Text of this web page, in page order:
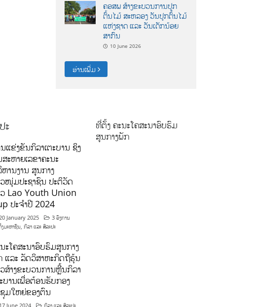
ຄອສພ ສ້າງຂະບວນການປູກ
ຕົ້ນໄມ້ ສະຫລອງ ວັນປູກຕົ້ນໄມ້
ແຫ່ງຊາດ ແລະ ວັນເດັກນ້ອຍ
ສາກົນ
10 June 2026
ອ່ານເພີ່ມ
ະ
ແຂ່ງຂັນກິລາເຕະບານ ຊິງ
ະຫາຍເລຂາຄະນະ
ານງານ ສູນກາງ
ໜຸ່ມປະຊາຊົນ ປະຕິວັດ
Lao Youth Union
ປະຈຳປີ 2024
January 2025
3 ອົງການ
ມະຫາຊົນ, ກິລາ ແລະ ສິລະປະ
ະໂຄສະນາອົບຮົມສູນກາງ
ແລະ ລັດວິສາຫະກິດຖືຮຸ້ນ
ສ້າງຂະບວນການຫຼີ້ນກິລາ
ບານເພື່ອຕ້ອນຮັບກອງ
ມໃຫຍ່ຂອງຕົນ
17 June 2024 ກິລາ ແລະ ສິລະປະ
ທີ່ຕັ້ງ ຄະນະໂຄສະນາອົບຮົມ
ສູນກາງພັກ